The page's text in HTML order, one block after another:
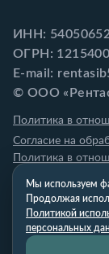
ИНН:
ОГРН:
E-mail:
© ООО
Политика в
Согласие на
Политика в
Мы используем
Продолжая
Политикой
персональных